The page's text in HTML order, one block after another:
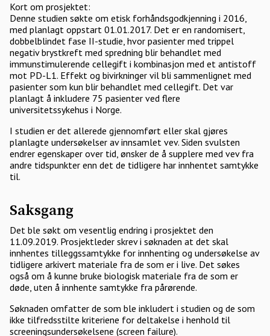
Kort om prosjektet:
Denne studien søkte om etisk forhåndsgodkjenning i 2016,
med planlagt oppstart 01.01.2017. Det er en randomisert,
dobbelblindet fase II-studie, hvor pasienter med trippel
negativ brystkreft med spredning blir behandlet med
immunstimulerende cellegift i kombinasjon med et antistoff
mot PD-L1. Effekt og bivirkninger vil bli sammenlignet med
pasienter som kun blir behandlet med cellegift. Det var
planlagt å inkludere 75 pasienter ved flere
universitetssykehus i Norge.
I studien er det allerede gjennomført eller skal gjøres
planlagte undersøkelser av innsamlet vev. Siden svulsten
endrer egenskaper over tid, ønsker de å supplere med vev fra
andre tidspunkter enn det de tidligere har innhentet samtykke
til.
Saksgang
Det ble søkt om vesentlig endring i prosjektet den
11.09.2019. Prosjektleder skrev i søknaden at det skal
innhentes tilleggssamtykke for innhenting og undersøkelse av
tidligere arkivert materiale fra de som er i live. Det søkes
også om å kunne bruke biologisk materiale fra de som er
døde, uten å innhente samtykke fra pårørende.
Søknaden omfatter de som ble inkludert i studien og de som
ikke tilfredsstilte kriteriene for deltakelse i henhold til
screeningsundersøkelsene (screen failure).